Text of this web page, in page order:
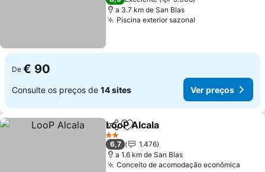
a 3.7 km de San Blas
Piscina exterior sazonal
De € 90
Consulte os preços de 14 sites Ver preços
PartilharAdicionar aos favoritos
LooP Alcala
2 Estrelas
6,7
1.476
a 1.6 km de San Blas
Conceito de acomodação econômica